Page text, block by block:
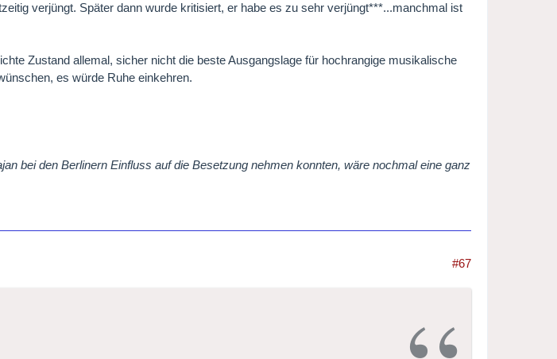
verjüngt. Später dann wurde kritisiert, er habe es zu sehr verjüngt***...manchmal ist
Zustand allemal, sicher nicht die beste Ausgangslage für hochrangige musikalische
es würde Ruhe einkehren.
bei den Berlinern Einfluss auf die Besetzung nehmen konnten, wäre nochmal eine ganz
#67